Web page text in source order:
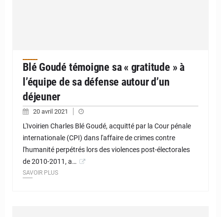
Blé Goudé témoigne sa « gratitude » à
l’équipe de sa défense autour d’un
déjeuner
20 avril 2021
L'Ivoirien Charles Blé Goudé, acquitté par la Cour pénale
internationale (CPI) dans l'affaire de crimes contre
l'humanité perpétrés lors des violences post-électorales
de 2010-2011, a…
SAVOIR PLUS